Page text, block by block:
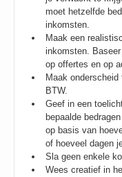
moet hetzelfde
inkomsten.
Maak een
inkomsten.
op offertes en op
Maak
BTW.
Geef in een
bepaalde
op basis van
of hoeveel dagen
Sla geen enkele
Wees creatief in